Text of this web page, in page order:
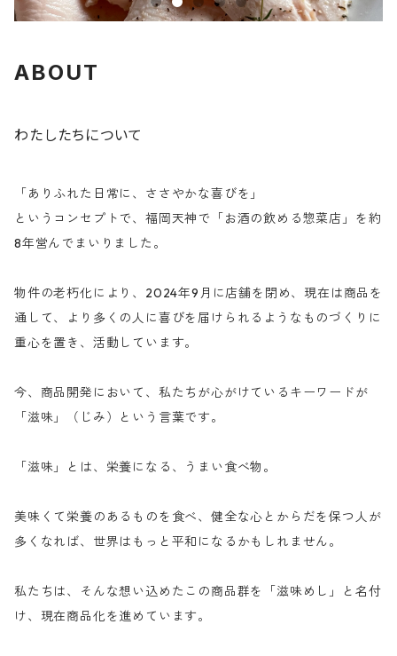
ABOUT
わたしたちについて
「ありふれた日常に、ささやかな喜びを」
というコンセプトで、福岡天神で「お酒の飲める惣菜店」を約
8年営んでまいりました。
物件の老朽化により、2024年9月に店舗を閉め、現在は商品を
通して、より多くの人に喜びを届けられるようなものづくりに
重心を置き、活動しています。
今、商品開発において、私たちが心がけているキーワードが
「滋味」（じみ）という言葉です。
「滋味」とは、栄養になる、うまい食べ物。
美味くて栄養のあるものを食べ、健全な心とからだを保つ人が
多くなれば、世界はもっと平和になるかもしれません。
私たちは、そんな想い込めたこの商品群を「滋味めし」と名付
け、現在商品化を進めています。